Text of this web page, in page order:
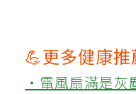
💪更多健康推
‧電風扇滿是灰